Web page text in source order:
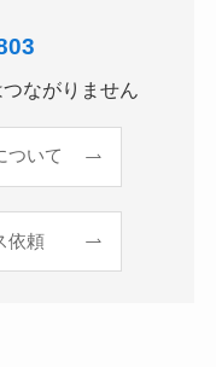
ながりません
ついて
依頼